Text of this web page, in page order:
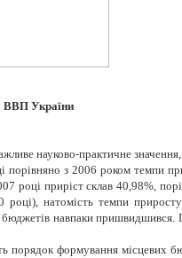
ВВП України
науково-практичне
порівняно з 2006 роком темпи
році приріст склав 40,98%,
натомість темпи
навпаки пришвидшився.
порядок формування місцевих